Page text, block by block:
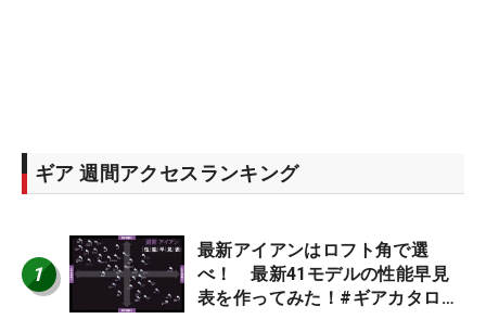
ギア 週間アクセスランキング
1
最新アイアンはロフト角で選
べ！ 最新41モデルの性能早見
表を作ってみた！#ギアカタログ